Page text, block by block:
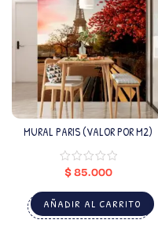
MURAL PARIS (VALOR POR M2)
$85.000
AÑADIR AL CARRITO